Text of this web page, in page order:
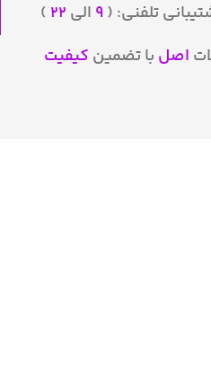
تلفنی: ( ۹ الی ۲۲ )
اصل با تضمین کیفیت